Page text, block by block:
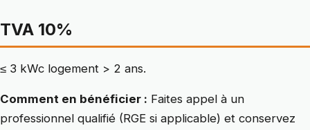
TVA 10%
≤ 3 kWc logement > 2 ans.
Comment en bénéficier : Faites appel à un
professionnel qualifié (RGE si applicable) et conservez